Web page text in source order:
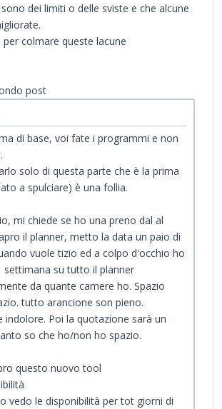
dei limiti o delle sviste e che alcune
colmare queste lacune
post
di base, voi fate i programmi e non
solo di questa parte che è la prima
a spulciare) è una follia.
mi chiede se ho una preno dal al
il planner, metto la data un paio di
vuole tizio ed a colpo d'occhio ho
su tutto il planner
da quante camere ho. Spazio
tutto arancione son pieno.
indolore. Poi la quotazione sarà un
so che ho/non ho spazio.
questo nuovo tool
vedo le disponibilità per tot giorni di